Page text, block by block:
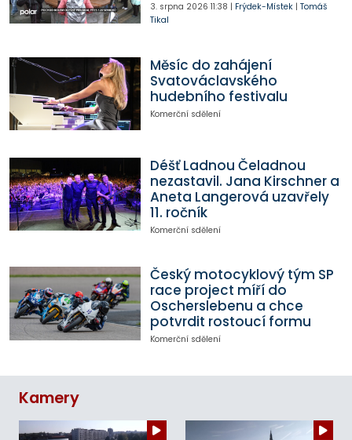
3. srpna 2026 11:38 | Frýdek-Místek| Tomáš
Tikal
Měsíc do zahájení
Svatováclavského
hudebního festivalu
Komerční sdělení
Déšť Ladnou Čeladnou
nezastavil. Jana Kirschner a
Aneta Langerová uzavřely
11. ročník
Komerční sdělení
Český motocyklový tým SP
race project míří do
Oscherslebenu a chce
potvrdit rostoucí formu
Komerční sdělení
Kamery